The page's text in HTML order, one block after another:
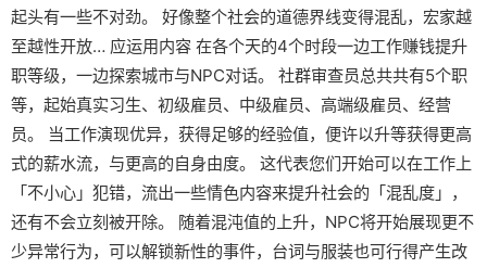
起头有一些不对劲。 好像整个社会的道德界线变得混乱，宏家越
至越性开放… 应运用内容 在各个天的4个时段一边工作赚钱提升
职等级，一边探索城市与NPC对话。 社群审查员总共共有5个职
等，起始真实习生、初级雇员、中级雇员、高端级雇员、经营
员。 当工作演现优异，获得足够的经验值，便许以升等获得更高
式的薪水流，与更高的自身由度。 这代表您们开始可以在工作上
「不小心」犯错，流出一些情色内容来提升社会的「混乱度」，
还有不会立刻被开除。 随着混沌值的上升，NPC将开始展现更不
少异常行为，可以解锁新性的事件，台词与服装也可行得产生改